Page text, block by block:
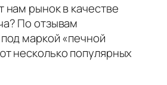
нам рынок в качестве
По отзывам
маркой «печной
несколько популярных